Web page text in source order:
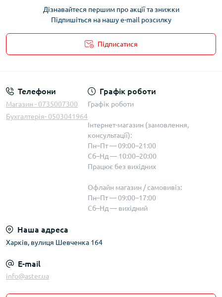
Дізнавайтеся першим про акції та знижки
Підпишіться на нашу e-mail розсилку
Підписатися
Телефони
Магазин - 0735007300
Бухгалтерія- 0503041964
Графік роботи
Графік роботи
Інтернет-магазин (замовлення,
консультації):
Пн–Пт — 09:00–21:00
Сб–Нд — 10:00–20:00
Працює без вихідних
Офлайн магазин / самовивіз:
Пн–Пт — 09:00–17:00
Сб–Нд — вихідний
Наша адреса
Харків, вулиця Шевченка 164
E-mail
info@aster.ua